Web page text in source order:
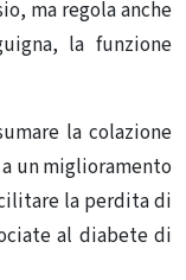
ma regola anche
la funzione
la colazione
un miglioramento
la perdita di
al diabete di